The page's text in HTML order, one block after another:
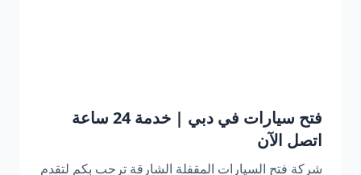
فتح سيارات في دبي | خدمة 24 ساعة
اتصل الآن
شركة فتح السيارات المقفلة الشارقة ترحب بكم لتقدم